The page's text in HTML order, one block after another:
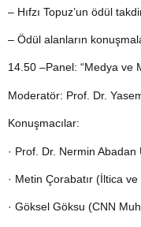
– Hıfzı Topuz’un ödül
– Ödül alanların
14.50 –Panel: “Medya ve
Moderatör: Prof. Dr.
Konuşmacılar:
· Prof. Dr. Nermin
· Metin Çorabatır (İltica
· Göksel Göksu (CNN